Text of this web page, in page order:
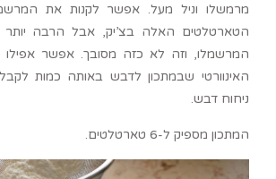
מרמשלו וניל מעל. אפשר לקנות את
הטארטלטים האלה בצ’יק, אבל הרבה יותר
המרשמלו, וזה לא כזה מסובך. אפשר
האינוורטי שבמתכון לדבש באותה כמות
ניחוח דבש.
המתכון מספיק ל-6 טארטלטים.